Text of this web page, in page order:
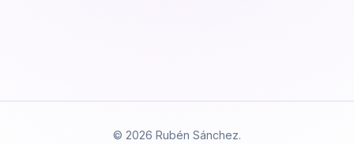
© 2026 Rubén Sánchez.